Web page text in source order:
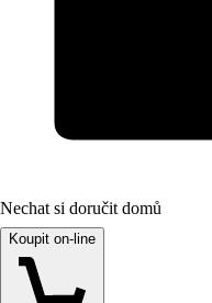
Nechat si doručit domů
Koupit on-line